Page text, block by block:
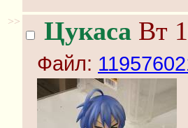
>> Цукаса Вт
Файл: